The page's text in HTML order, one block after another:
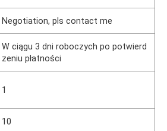
Negotiation, pls contact me
W ciągu 3 dni roboczych po potwierd
zeniu płatności
1
10